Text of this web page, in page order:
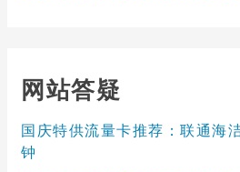
网站答疑
国庆特供流量卡推荐：联通海
钟